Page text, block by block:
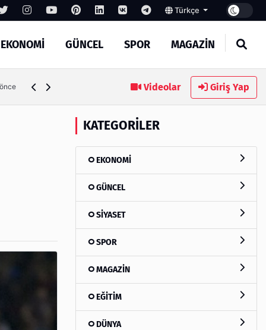
Türkçe
EKONOMİ GÜNCEL SPOR MAGAZİN
SEO Hizmeti Alırken Kandırılmamak İçin Bilinmesi
Videolar Giriş Yap
KATEGORILER
EKONOMİ
GÜNCEL
SİYASET
SPOR
MAGAZİN
EĞİTİM
DÜNYA